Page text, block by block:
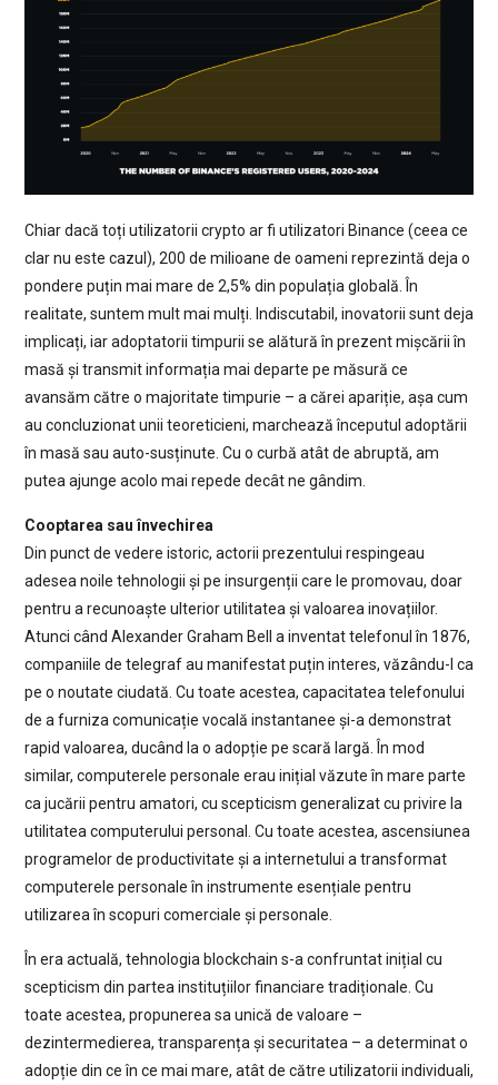
Chiar dacă toți utilizatorii crypto ar fi utilizatori Binance (ceea ce
clar nu este cazul), 200 de milioane de oameni reprezintă deja o
pondere puțin mai mare de 2,5% din populația globală. În
realitate, suntem mult mai mulți. Indiscutabil, inovatorii sunt deja
implicați, iar adoptatorii timpurii se alătură în prezent mișcării în
masă și transmit informația mai departe pe măsură ce
avansăm către o majoritate timpurie – a cărei apariție, așa cum
au concluzionat unii teoreticieni, marchează începutul adoptării
în masă sau auto-susținute. Cu o curbă atât de abruptă, am
putea ajunge acolo mai repede decât ne gândim.
Cooptarea sau învechirea
Din punct de vedere istoric, actorii prezentului respingeau
adesea noile tehnologii și pe insurgenții care le promovau, doar
pentru a recunoaște ulterior utilitatea și valoarea inovațiilor.
Atunci când Alexander Graham Bell a inventat telefonul în 1876,
companiile de telegraf au manifestat puțin interes, văzându-l ca
pe o noutate ciudată. Cu toate acestea, capacitatea telefonului
de a furniza comunicație vocală instantanee și-a demonstrat
rapid valoarea, ducând la o adopție pe scară largă. În mod
similar, computerele personale erau inițial văzute în mare parte
ca jucării pentru amatori, cu scepticism generalizat cu privire la
utilitatea computerului personal. Cu toate acestea, ascensiunea
programelor de productivitate și a internetului a transformat
computerele personale în instrumente esențiale pentru
utilizarea în scopuri comerciale și personale.
În era actuală, tehnologia blockchain s-a confruntat inițial cu
scepticism din partea instituțiilor financiare tradiționale. Cu
toate acestea, propunerea sa unică de valoare –
dezintermedierea, transparența și securitatea – a determinat o
adopție din ce în ce mai mare, atât de către utilizatorii individuali,